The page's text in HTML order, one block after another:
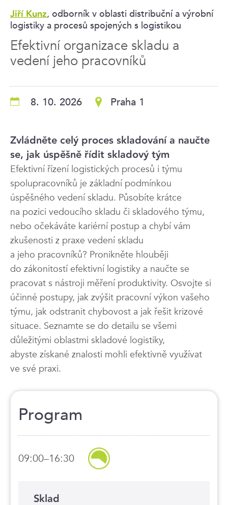
Jiří Kunz, odborník v oblasti distribuční a výrobní
logistiky a procesů spojených s logistikou
Efektivní organizace skladu a
vedení jeho pracovníků
8. 10. 2026 Praha 1
Zvládněte celý proces skladování a naučte
se, jak úspěšně řídit skladový tým
Efektivní řízení logistických procesů i týmu
spolupracovníků je základní podmínkou
úspěšného vedení skladu. Působíte krátce
na pozici vedoucího skladu či skladového týmu,
nebo očekáváte kariérní postup a chybí vám
zkušenosti z praxe vedení skladu
a jeho pracovníků? Pronikněte hlouběji
do zákonitostí efektivní logistiky a naučte se
pracovat s nástroji měření produktivity. Osvojte si
účinné postupy, jak zvýšit pracovní výkon vašeho
týmu, jak odstranit chybovost a jak řešit krizové
situace. Seznamte se do detailu se všemi
důležitými oblastmi skladové logistiky,
abyste získané znalosti mohli efektivně využívat
ve své praxi.
Program
09:00–16:30
Sklad